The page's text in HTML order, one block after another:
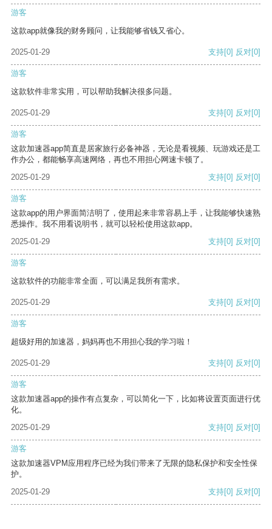
游客
这款app就像我的财务顾问，让我能够省钱又省心。
2025-01-29 支持[0] 反对[0]
游客
这款软件非常实用，可以帮助我解决很多问题。
2025-01-29 支持[0] 反对[0]
游客
这款加速器app简直是居家旅行必备神器，无论是看视频、玩游戏还是工
作办公，都能畅享高速网络，再也不用担心网速卡顿了。
2025-01-29
支持[0] 反对[0]
游客
这款app的用户界面简洁明了，使用起来非常容易上手，让我能够快速熟
悉操作。我不用看说明书，就可以轻松使用这款app。
2025-01-29
支持[0] 反对[0]
游客
这款软件的功能非常全面，可以满足我所有需求。
2025-01-29 支持[0] 反对[0]
游客
超级好用的加速器，妈妈再也不用担心我的学习啦！
2025-01-29 支持[0] 反对[0]
游客
这款加速器app的操作有点复杂，可以简化一下，比如将设置页面进行优
化。
2025-01-29
支持[0] 反对[0]
游客
这款加速器VPM应用程序已经为我们带来了无限的隐私保护和安全性保
护。
2025-01-29
支持[0] 反对[0]